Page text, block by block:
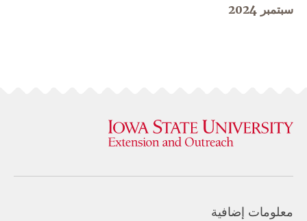
سبتمبر 2024
معلومات إضافية